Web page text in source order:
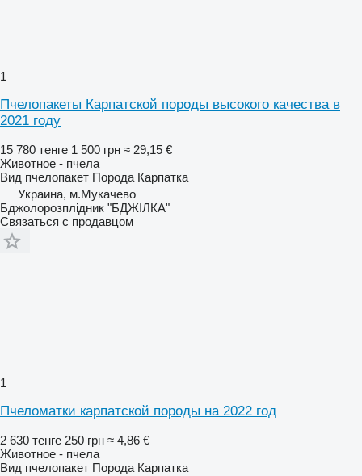
1
Пчелопакеты Карпатской породы высокого качества в
2021 году
15 780 тенге 1 500 грн ≈ 29,15 €
Животное - пчела
Вид пчелопакет Порода Карпатка
Украина, м.Мукачево
Бджолорозплідник "БДЖІЛКА"
Связаться с продавцом
1
Пчеломатки карпатской породы на 2022 год
2 630 тенге 250 грн ≈ 4,86 €
Животное - пчела
Вид пчелопакет Порода Карпатка